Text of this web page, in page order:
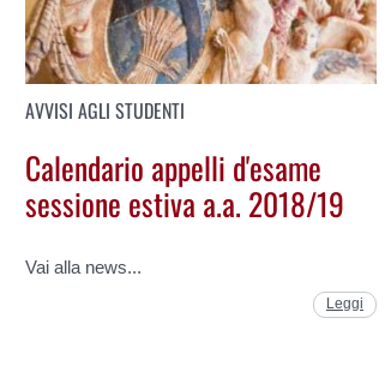
AVVISI AGLI STUDENTI
Calendario appelli d'esame
sessione estiva a.a. 2018/19
Vai alla news...
Leggi